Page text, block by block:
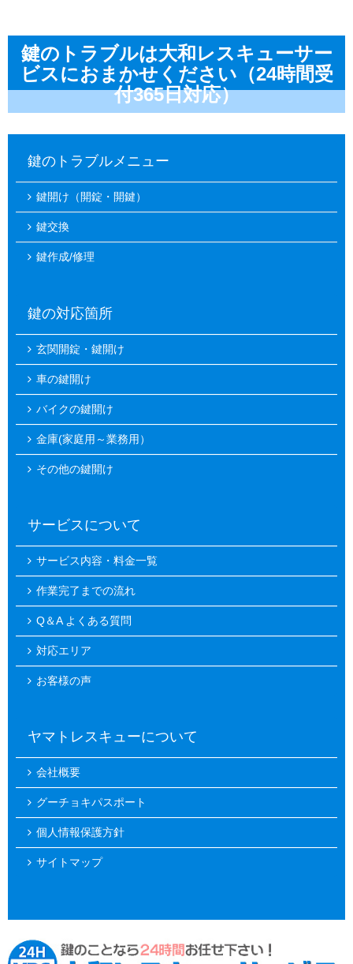
鍵のトラブルは大和レスキューサー
ビスにおまかせください（24時間受
付365日対応）
鍵のトラブルメニュー
鍵開け（開錠・開鍵）
鍵交換
鍵作成/修理
鍵の対応箇所
玄関開錠・鍵開け
車の鍵開け
バイクの鍵開け
金庫(家庭用～業務用）
その他の鍵開け
サービスについて
サービス内容・料金一覧
作業完了までの流れ
Q＆A よくある質問
対応エリア
お客様の声
ヤマトレスキューについて
会社概要
グーチョキパスポート
個人情報保護方針
サイトマップ